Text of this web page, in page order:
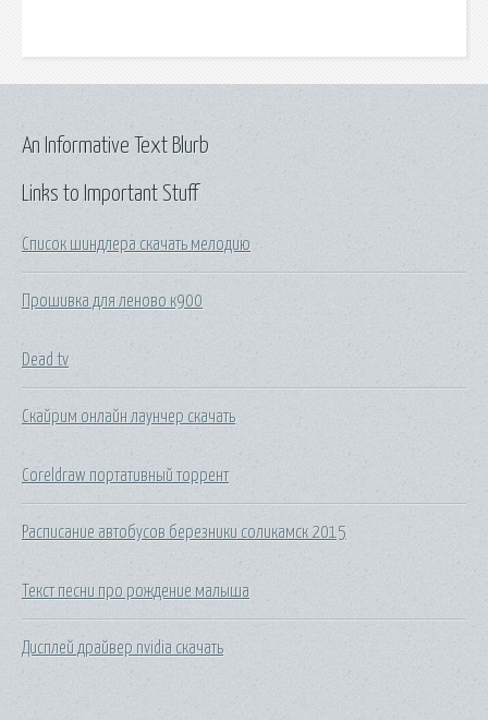
Links to Important Stuff
Список шиндлера скачать мелодию
Прошивка для леново к900
Dead tv
Скайрим онлайн лаунчер скачать
Coreldraw портативный торрент
Расписание автобусов березники соликамск 2015
Текст песни про рождение малыша
Дисплей драйвер nvidia скачать
An Informative Text Blurb